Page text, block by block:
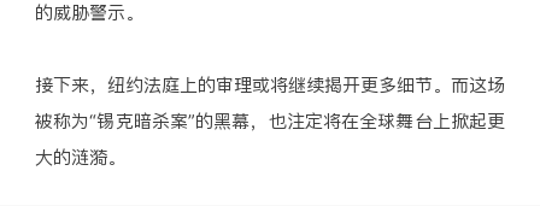
的威胁警示。
接下来，纽约法庭上的审理或将继续揭开更多细节。而这场
被称为“锡克暗杀案”的黑幕，也注定将在全球舞台上掀起更
大的涟漪。